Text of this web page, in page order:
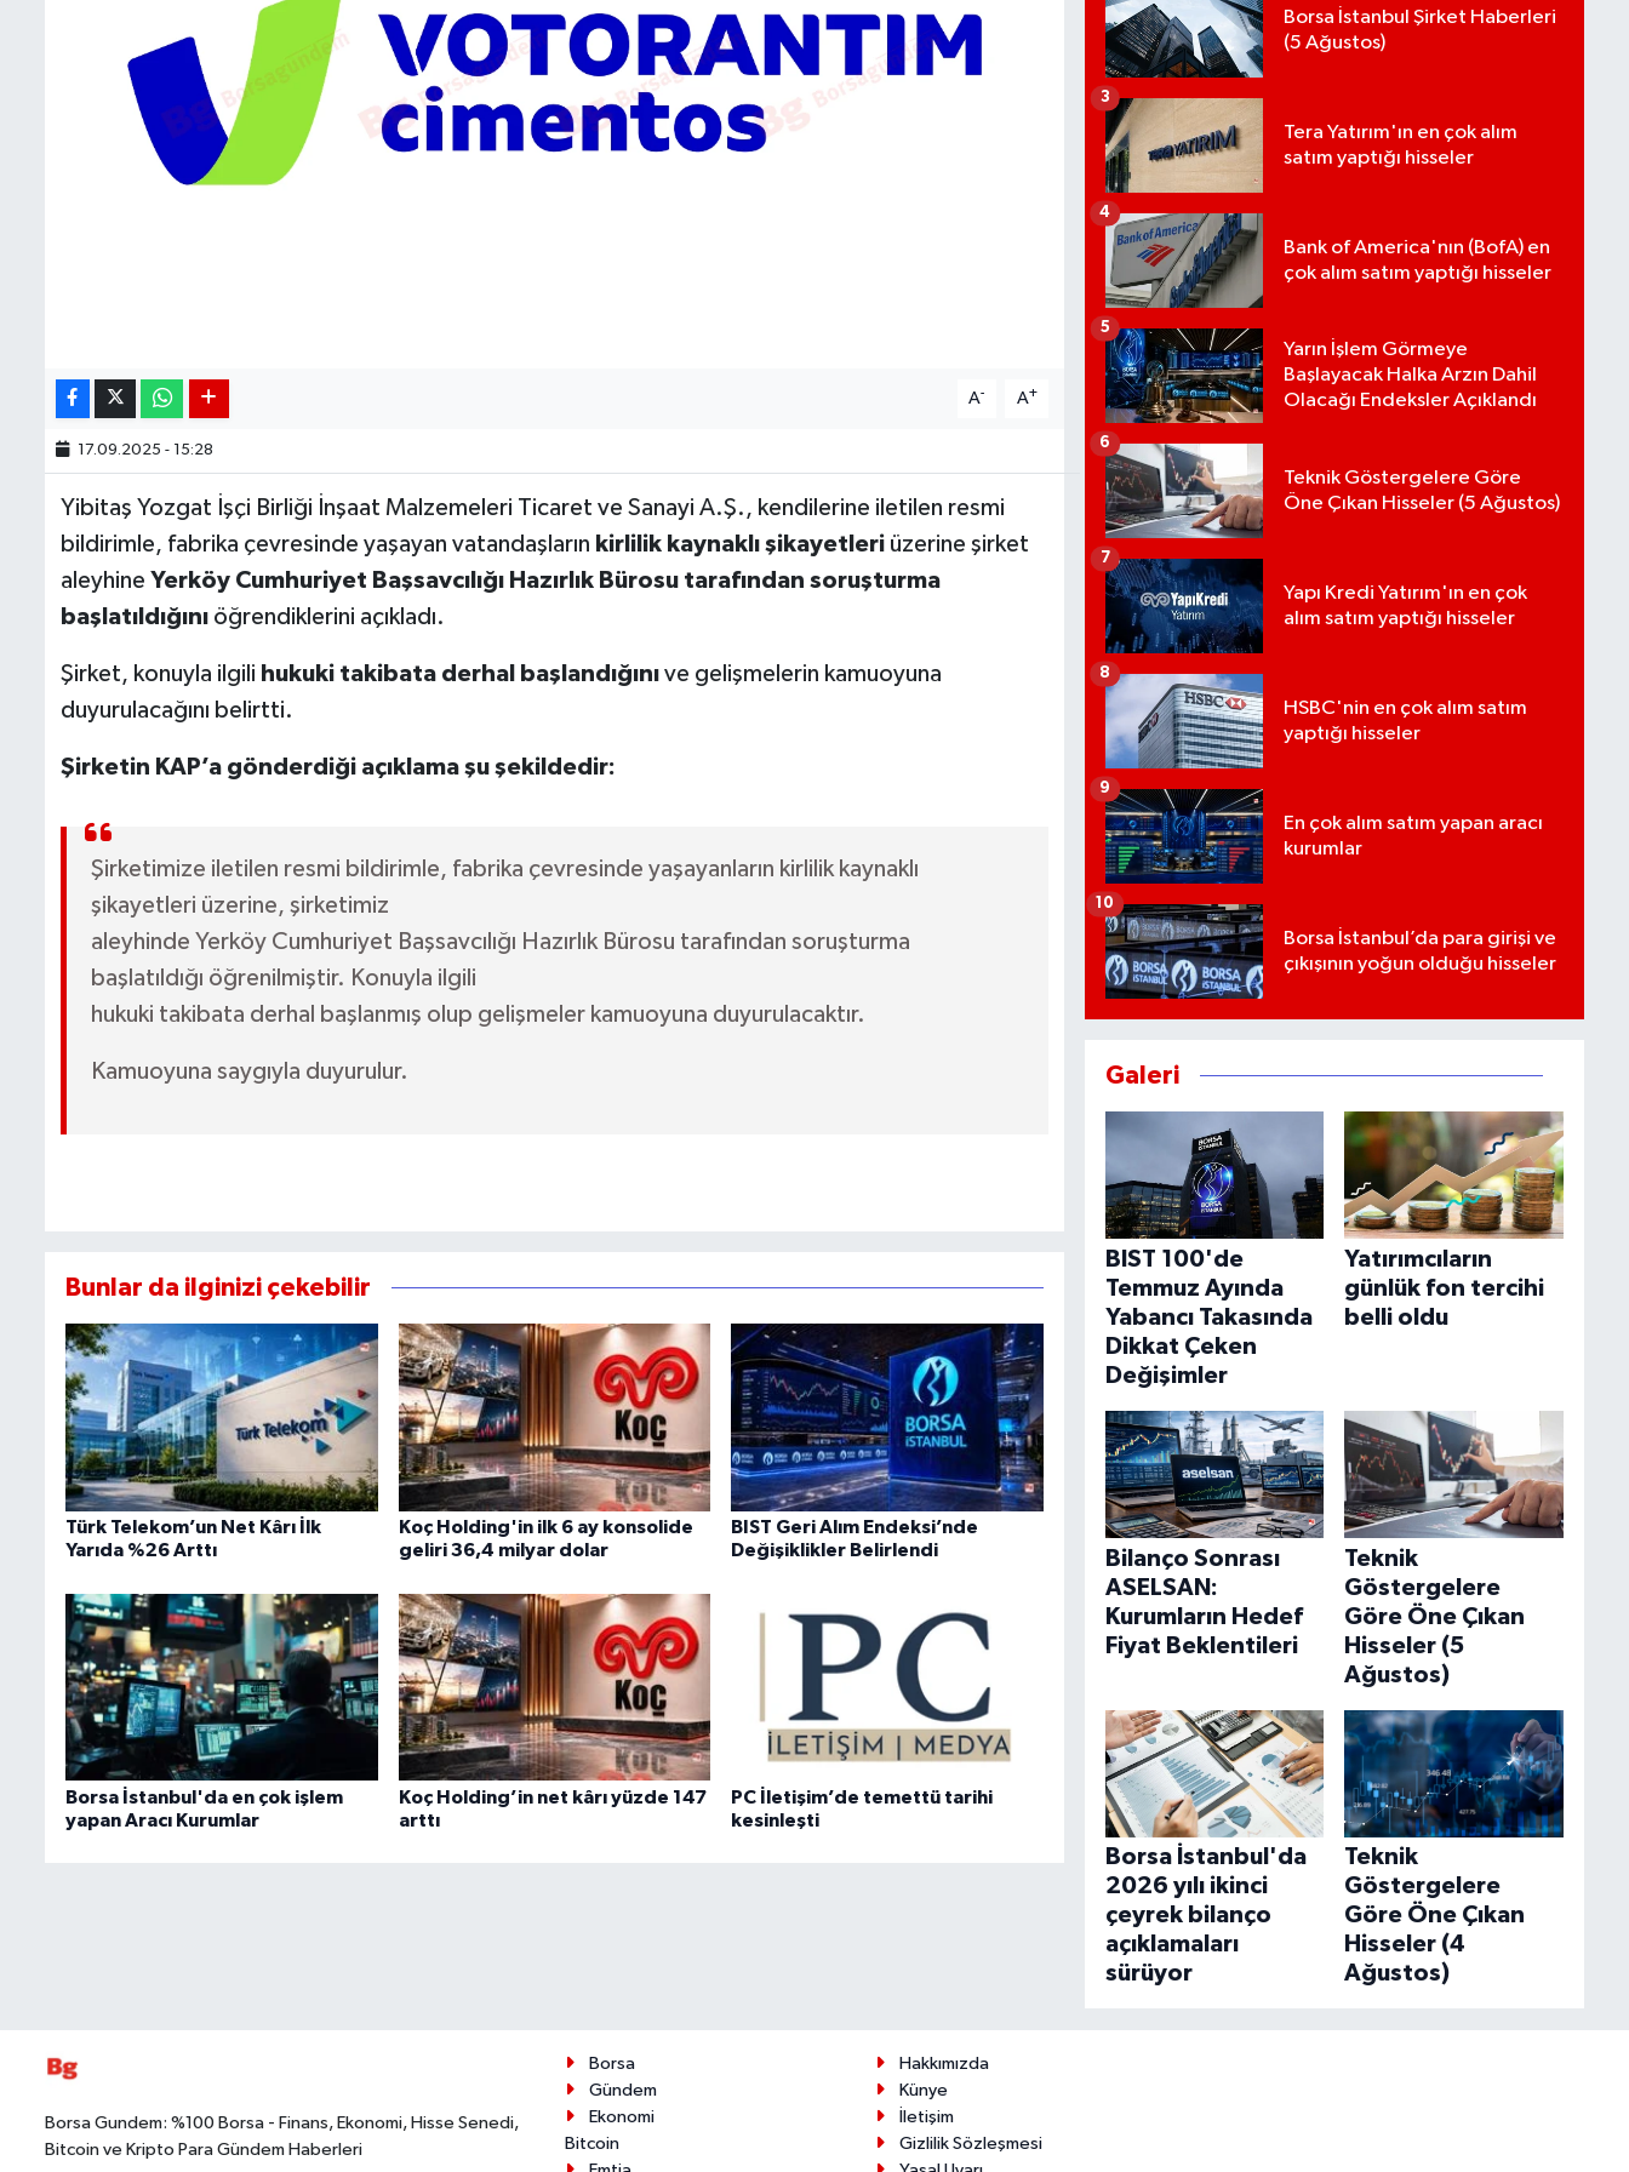
A- A+
17.09.2025 - 15:28
Yibitaş Yozgat İşçi Birliği İnşaat Malzemeleri Ticaret ve Sanayi A.Ş., kendilerine iletilen resmi
bildirimle, fabrika çevresinde yaşayan vatandaşların kirlilik kaynaklı şikayetleri üzerine şirket
aleyhine Yerköy Cumhuriyet Başsavcılığı Hazırlık Bürosu tarafından soruşturma
başlatıldığını öğrendiklerini açıkladı.
Şirket, konuyla ilgili hukuki takibata derhal başlandığını ve gelişmelerin kamuoyuna
duyurulacağını belirtti.
Şirketin KAP’a gönderdiği açıklama şu şekildedir:
Şirketimize iletilen resmi bildirimle, fabrika çevresinde yaşayanların kirlilik kaynaklı
şikayetleri üzerine, şirketimiz
aleyhinde Yerköy Cumhuriyet Başsavcılığı Hazırlık Bürosu tarafından soruşturma
başlatıldığı öğrenilmiştir. Konuyla ilgili
hukuki takibata derhal başlanmış olup gelişmeler kamuoyuna duyurulacaktır.
Kamuoyuna saygıyla duyurulur.
Bunlar da ilginizi çekebilir
Türk Telekom’un Net Kârı İlk
Yarıda %26 Arttı
Koç Holding'in ilk 6 ay konsolide
geliri 36,4 milyar dolar
BIST Geri Alım Endeksi’nde
Değişiklikler Belirlendi
Borsa İstanbul'da en çok işlem
yapan Aracı Kurumlar
Koç Holding’in net kârı yüzde 147
arttı
PC İletişim’de temettü tarihi
kesinleşti
Borsa İstanbul Şirket Haberleri
(5 Ağustos)
Tera Yatırım'ın en çok alım
satım yaptığı hisseler
3
Bank of America'nın (BofA) en
çok alım satım yaptığı hisseler
4
Yarın İşlem Görmeye
Başlayacak Halka Arzın Dahil
Olacağı Endeksler Açıklandı
5
Teknik Göstergelere Göre
Öne Çıkan Hisseler (5 Ağustos)
6
Yapı Kredi Yatırım'ın en çok
alım satım yaptığı hisseler
7
HSBC'nin en çok alım satım
yaptığı hisseler
8
En çok alım satım yapan aracı
kurumlar
9
Borsa İstanbul’da para girişi ve
çıkışının yoğun olduğu hisseler
10
Galeri
BIST 100'de
Temmuz Ayında
Yabancı Takasında
Dikkat Çeken
Değişimler
Yatırımcıların
günlük fon tercihi
belli oldu
Bilanço Sonrası
ASELSAN:
Kurumların Hedef
Fiyat Beklentileri
Teknik
Göstergelere
Göre Öne Çıkan
Hisseler (5
Ağustos)
Borsa İstanbul'da
2026 yılı ikinci
çeyrek bilanço
açıklamaları
sürüyor
Teknik
Göstergelere
Göre Öne Çıkan
Hisseler (4
Ağustos)
Borsa Gundem: %100 Borsa - Finans, Ekonomi, Hisse Senedi,
Bitcoin ve Kripto Para Gündem Haberleri
Borsa
Hakkımızda
Gündem
Künye
Ekonomi
İletişim
Bitcoin
Gizlilik Sözleşmesi